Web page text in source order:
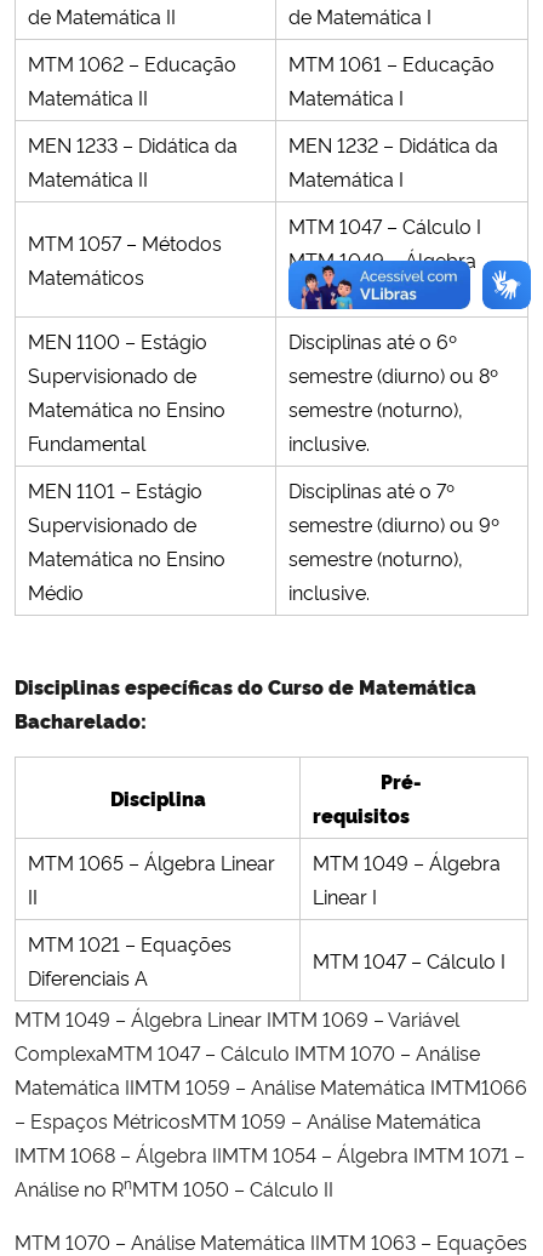
de Matemática II
de Matemática I
MTM 1062 – Educação
Matemática II
MTM 1061 – Educação
Matemática I
MEN 1233 – Didática da
Matemática II
MEN 1232 – Didática da
Matemática I
MTM 1057 – Métodos
Matemáticos
MTM 1047 – Cálculo I
MTM 1049 – Álgebra
Linear I
MEN 1100 – Estágio
Supervisionado de
Matemática no Ensino
Fundamental
Disciplinas até o 6º
semestre (diurno) ou 8º
semestre (noturno),
inclusive.
MEN 1101 – Estágio
Supervisionado de
Matemática no Ensino
Médio
Disciplinas até o 7º
semestre (diurno) ou 9º
semestre (noturno),
inclusive.
Disciplinas específicas do Curso de Matemática
Bacharelado:
Disciplina
Pré-
requisitos
MTM 1065 – Álgebra Linear
II
MTM 1049 – Álgebra
Linear I
MTM 1021 – Equações
Diferenciais A
MTM 1047 – Cálculo I
MTM 1049 – Álgebra Linear IMTM 1069 – Variável
ComplexaMTM 1047 – Cálculo IMTM 1070 – Análise
Matemática IIMTM 1059 – Análise Matemática IMTM1066
– Espaços MétricosMTM 1059 – Análise Matemática
IMTM 1068 – Álgebra IIMTM 1054 – Álgebra IMTM 1071 –
Análise no RnMTM 1050 – Cálculo II
MTM 1070 – Análise Matemática IIMTM 1063 – Equações